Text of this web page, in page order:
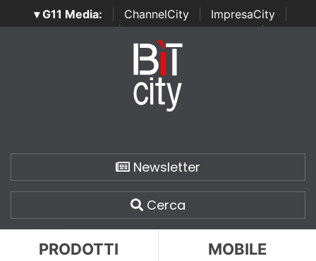
▾ G11 Media: ChannelCity ImpresaCity
SecurityOpenLab | Italian Channel Awards | Italian
Italian Security Awards
Newsletter
Cerca
PRODOTTI MOBILE